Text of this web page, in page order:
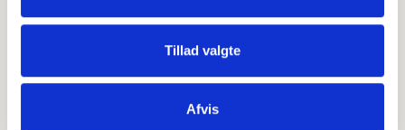
Tillad valgte
Afvis
Tænd et lys